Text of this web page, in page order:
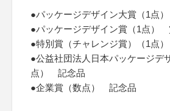
●パッケージデザイン大賞（1点
●パッケージデザイン賞（1点）
●特別賞（チャレンジ賞）（1点
●公益社団法人日本パッケージデ
点） 記念品
●企業賞（数点） 記念品